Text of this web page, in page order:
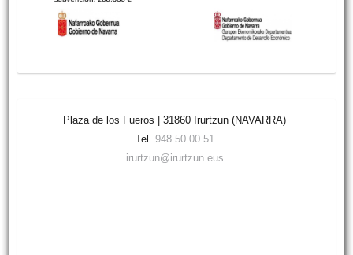
Plaza de los Fueros | 31860 Irurtzun (NAVARRA)
Tel. 948 50 00 51
irurtzun@irurtzun.eus